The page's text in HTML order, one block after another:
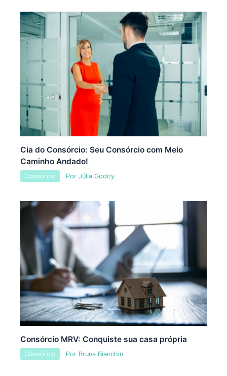
Cia do Consórcio: Seu Consórcio com Meio
Caminho Andado!
Consórcio Por Júlia Godoy
Consórcio MRV: Conquiste sua casa própria
Consórcio Por Bruna Bianchin